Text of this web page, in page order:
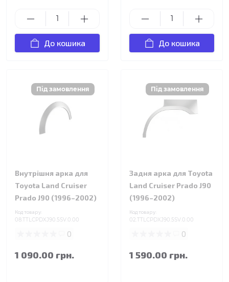
До кошика До кошика
Внутрішня арка для
Toyota Land Cruiser
Prado J90 (1996–2002)
Код товару:
08.TTLCPDXJ90.5SV.0.00
0
1 090.00 грн.
Задня арка для Toyota
Land Cruiser Prado J90
(1996–2002)
Код товару:
02.TTLCPDXJ90.5SV.0.00
0
1 590.00 грн.